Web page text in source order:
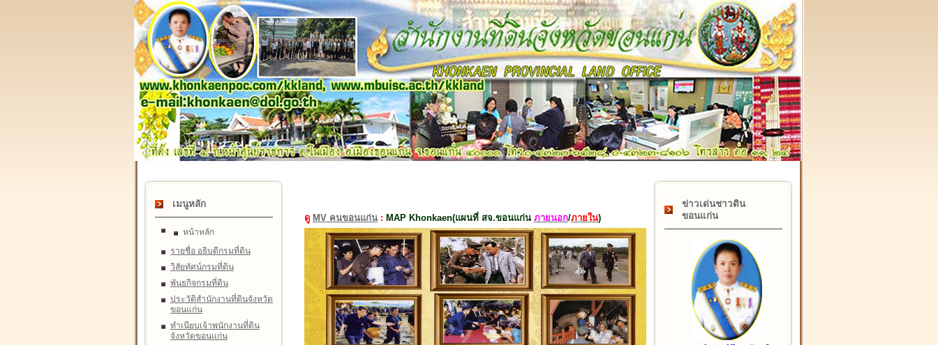
เมนูหลัก
หน้าหลัก
รายชื่อ อธิบดีกรมที่ดิน
วิสัยทัศน์กรมที่ดิน
พันธกิจกรมที่ดิน
ประวัติสำนักงานที่ดินจังหวัด
ขอนแก่น
ทำเนียบเจ้าพนักงานที่ดิน
จังหวัดขอนแก่น
๑๗ กุมภาพันธ์ "วันคล้ายวันสถาปนากรมที่ดิน" ครบรอบ ๑๒๒
ดู MV คนขอนแก่น : MAP Khonkaen(แผนที่ สจ.ขอนแก่น ภายนอก/ภายใน)
ข่าวเด่นชาวดิน
ขอนแก่น